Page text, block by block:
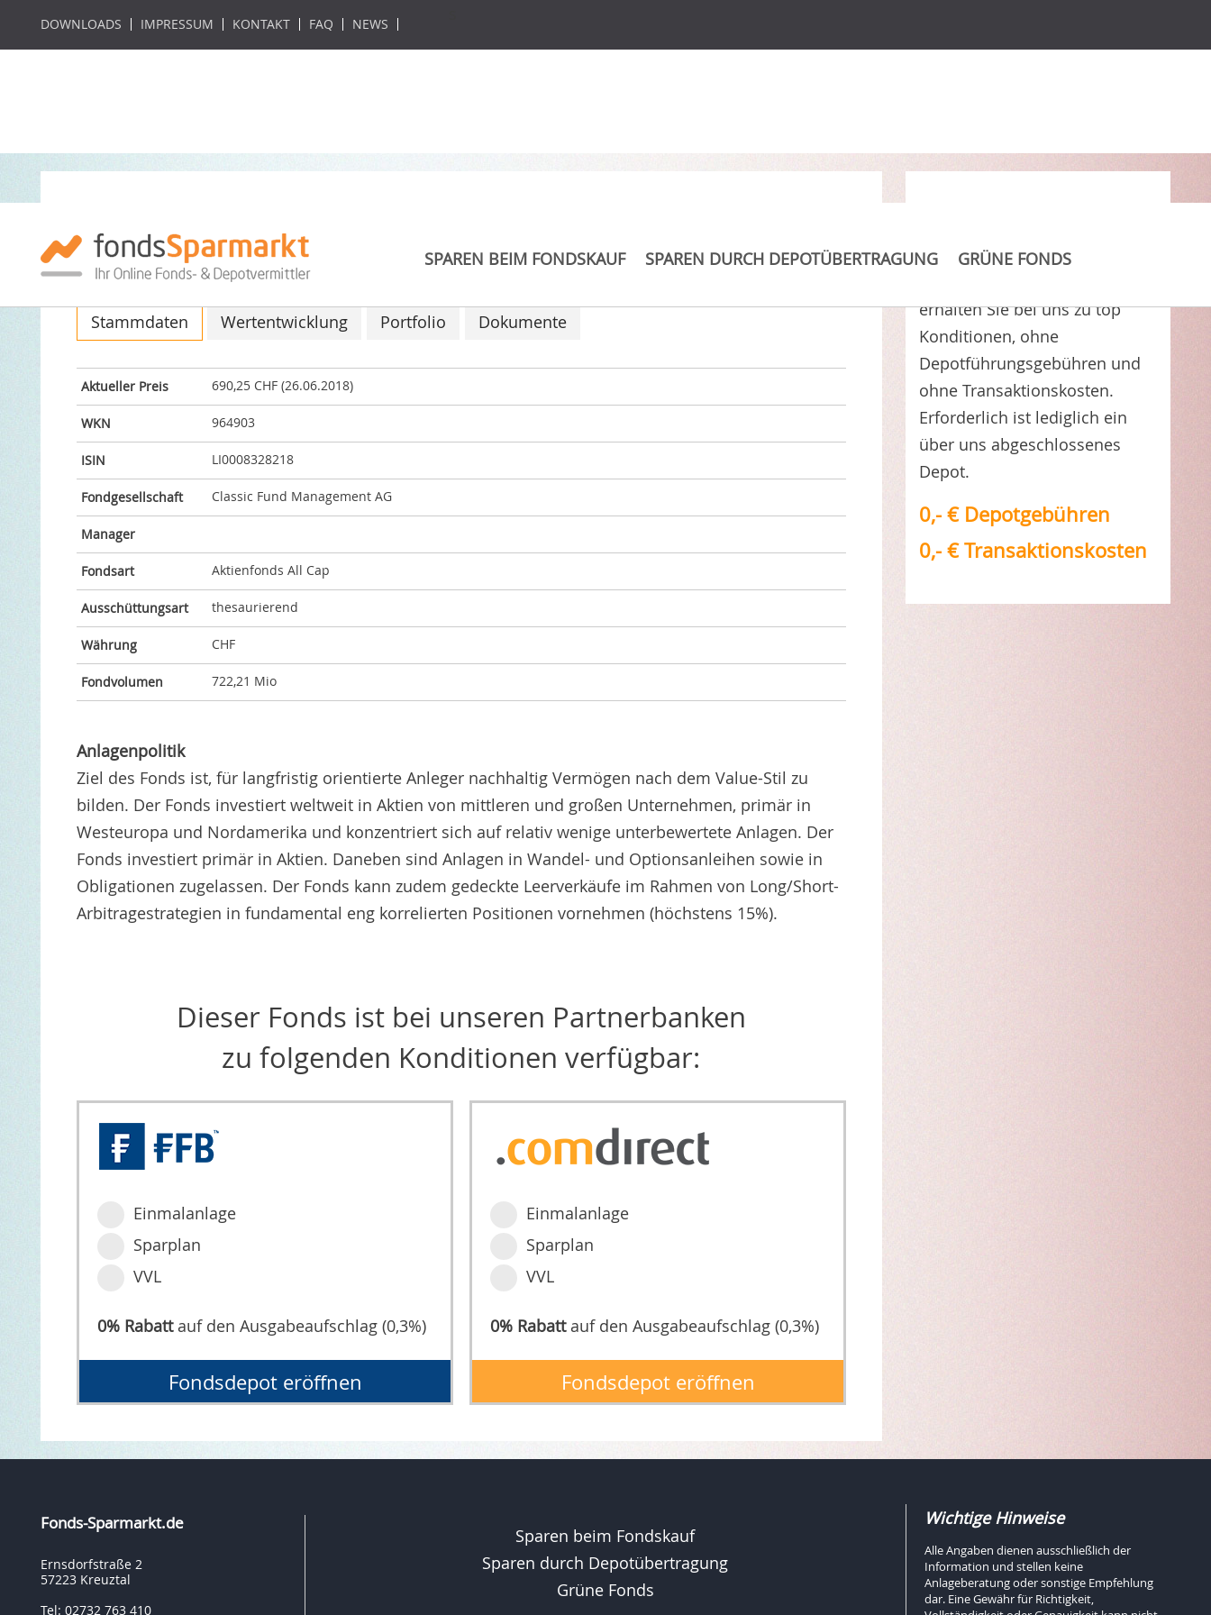
DOWNLOADS IMPRESSUM KONTAKT FAQ NEWS
SPAREN BEIM FONDSKAUF SPAREN DURCH DEPOTÜBERTRAGUNG GRÜNE FONDS
Classic Global Equity Fund
ISIN: LI0008328218 / WKN: 964903
Stammdaten Wertentwicklung Portfolio Dokumente
Aktueller Preis 690,25 CHF (26.06.2018)
WKN 964903
ISIN LI0008328218
Fondgesellschaft Classic Fund Management AG
Manager
Fondsart Aktienfonds All Cap
Ausschüttungsart thesaurierend
Währung CHF
Fondvolumen 722,21 Mio
Anlagenpolitik
Ziel des Fonds ist, für langfristig orientierte Anleger nachhaltig Vermögen nach dem Value-Stil zu
bilden. Der Fonds investiert weltweit in Aktien von mittleren und großen Unternehmen, primär in
Westeuropa und Nordamerika und konzentriert sich auf relativ wenige unterbewertete Anlagen. Der
Fonds investiert primär in Aktien. Daneben sind Anlagen in Wandel- und Optionsanleihen sowie in
Obligationen zugelassen. Der Fonds kann zudem gedeckte Leerverkäufe im Rahmen von Long/Short-
Arbitragestrategien in fundamental eng korrelierten Positionen vornehmen (höchstens 15%).
Dieser Fonds ist bei unseren Partnerbanken
zu folgenden Konditionen verfügbar:
Einmalanlage
Sparplan
VVL
0% Rabattauf den Ausgabeaufschlag (0,3%)
Fondsdepot eröffnen
Einmalanlage
Sparplan
VVL
0% Rabattauf den Ausgabeaufschlag (0,3%)
Fondsdepot eröffnen
erhalten Sie bei uns zu top
Konditionen, ohne
Depotführungsgebühren und
ohne Transaktionskosten.
Erforderlich ist lediglich ein
über uns abgeschlossenes
Depot.
0,- € Depotgebühren
0,- € Transaktionskosten
Fonds-Sparmarkt.de
Ernsdorfstraße 2
57223 Kreuztal
Tel: 02732 763 410
Sparen beim Fondskauf
Sparen durch Depotübertragung
Grüne Fonds
Wichtige Hinweise
Alle Angaben dienen ausschließlich der
Information und stellen keine
Anlageberatung oder sonstige Empfehlung
dar. Eine Gewähr für Richtigkeit,